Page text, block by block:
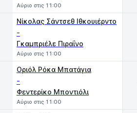
Αύριο στις 11:00
Νίκολας Σάντσεθ Ιθκουιέρντο
-
Γκαμπριέλε Πιραΐνο
Αύριο στις 11:00
Οριόλ Ρόκα Μπατάγια
-
Φεντερίκο Μποντιόλι
Αύριο στις 11:00